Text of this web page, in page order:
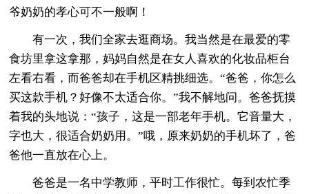
爷奶奶的孝心可不一般啊！
有一次，我们全家去逛商场。我当然是在最爱的零
食坊里拿这拿那，妈妈自然是在女人喜欢的化妆品柜台
左看右看，而爸爸却在手机区精挑细选。“爸爸，你怎么
买这款手机？好像不太适合你。”我不解地问。爸爸抚摸
着我的头地说：“孩子，这是一部老年手机。它音量大，
字也大，很适合奶奶用。”哦，原来奶奶的手机坏了，爸
爸他一直放在心上。
爸爸是一名中学教师，平时工作很忙。每到农忙季